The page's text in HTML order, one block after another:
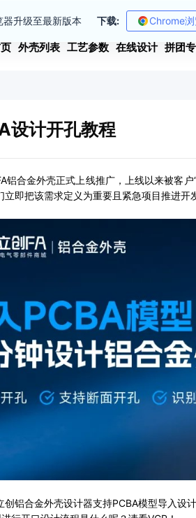
升级至最新版本 下载: Chrome
外壳列表 工艺参数 在线设计 拼团
设计开孔教程
铝合金外壳正式上线推广，上线以来被客
立即把该需求定义为重要且紧急项目推进
创铝合金外壳设计器支持PCBA模型导入设